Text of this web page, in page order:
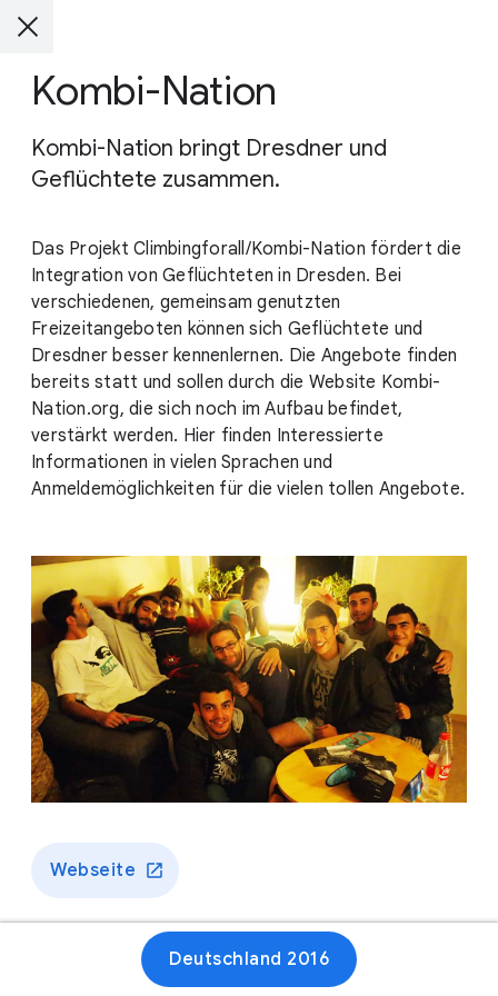
Kombi-Nation
Kombi-Nation bringt Dresdner und
Geflüchtete zusammen.
Das Projekt Climbingforall/Kombi-Nation fördert die
Integration von Geflüchteten in Dresden. Bei
verschiedenen, gemeinsam genutzten
Freizeitangeboten können sich Geflüchtete und
Dresdner besser kennenlernen. Die Angebote finden
bereits statt und sollen durch die Website Kombi-
Nation.org, die sich noch im Aufbau befindet,
verstärkt werden. Hier finden Interessierte
Informationen in vielen Sprachen und
Anmeldemöglichkeiten für die vielen tollen Angebote.
Webseite
Deutschland 2016